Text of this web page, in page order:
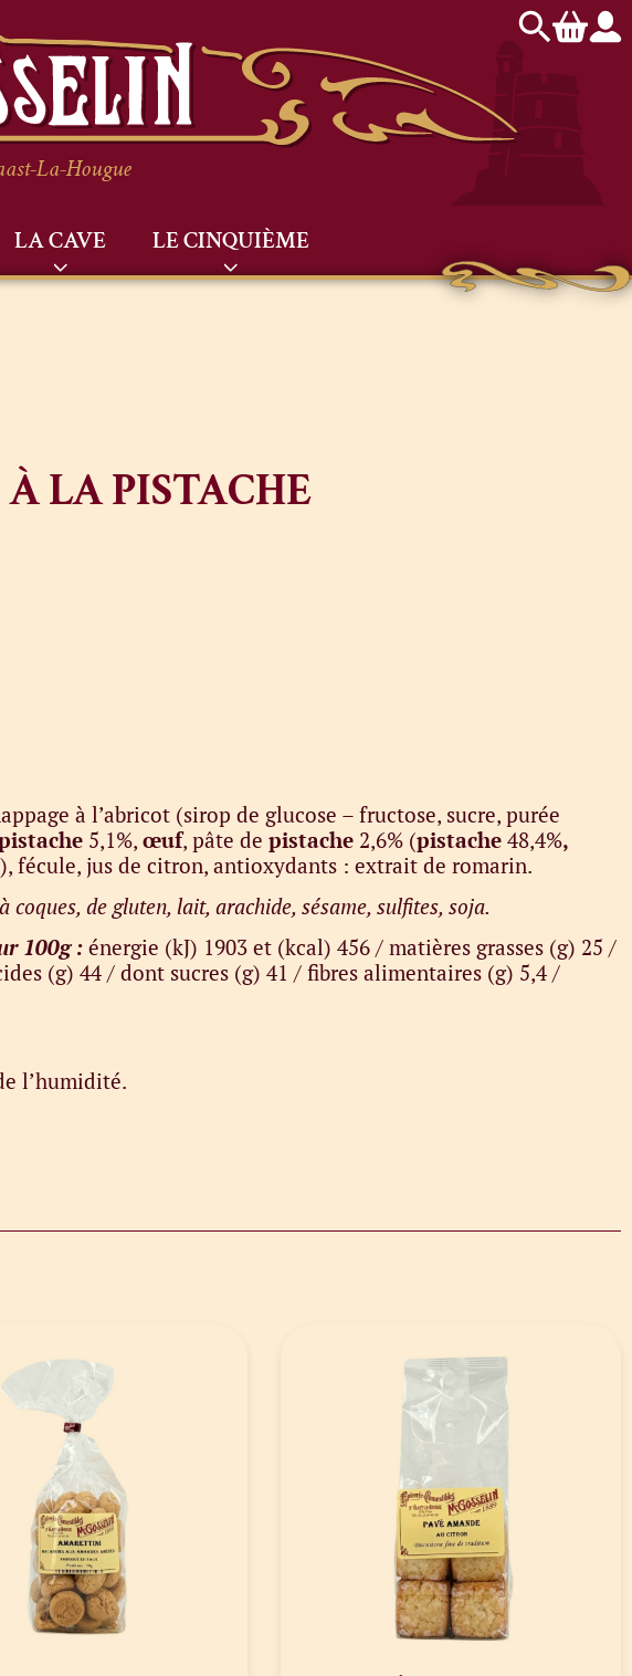
La-Hougue
LA CAVE LE CINQUIÈME
LA PISTACHE
à l’abricot (sirop de glucose – fructose, sucre, purée
5,1%, œuf, pâte de pistache2,6% (pistache 48,4%,
fécule, jus de citron, antioxydants : extrait de romarin.
de gluten, lait, arachide, sésame, sulfites, soja.
100g :énergie (kJ) 1903 et (kcal) 456 / matières grasses (g) 25 /
(g) 44 / dont sucres (g) 41 / fibres alimentaires (g) 5,4 /
l’humidité.